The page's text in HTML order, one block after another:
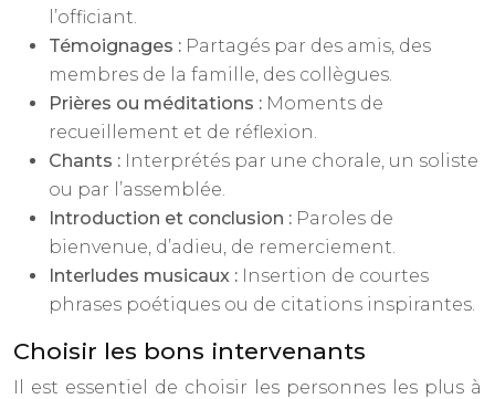
l’officiant.
Témoignages : Partagés par des amis, des
membres de la famille, des collègues.
Prières ou méditations : Moments de
recueillement et de réflexion.
Chants : Interprétés par une chorale, un soliste
ou par l’assemblée.
Introduction et conclusion : Paroles de
bienvenue, d’adieu, de remerciement.
Interludes musicaux : Insertion de courtes
phrases poétiques ou de citations inspirantes.
Choisir les bons intervenants
Il est essentiel de choisir les personnes les plus à